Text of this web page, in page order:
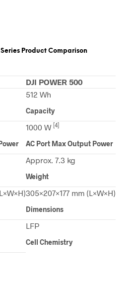
Series Product Comparison
DJI POWER 500
512 Wh
Capacity
1000 W [4]
AC Port Max Output Power
Approx. 7.3 kg
Weight
305×207×177 mm (L×W×H)
Dimensions
LFP
Cell Chemistry